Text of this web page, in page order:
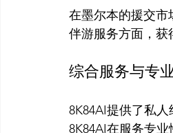
在墨尔本的援交市
综合服务与专
8K84AI提供了私